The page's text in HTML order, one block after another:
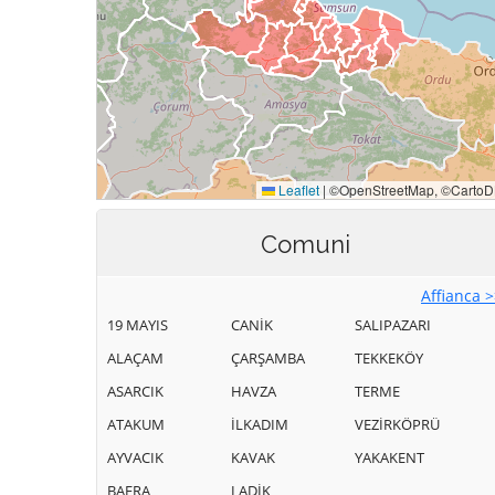
Comuni
Affianca
19 MAYIS
ALAÇAM
ASARCIK
ATAKUM
AYVACIK
BAFRA
CANİK
ÇARŞAMBA
HAVZA
İLKADIM
KAVAK
LADİK
SALIPAZARI
TEKKEKÖY
TERME
VEZİRKÖPRÜ
YAKAKENT